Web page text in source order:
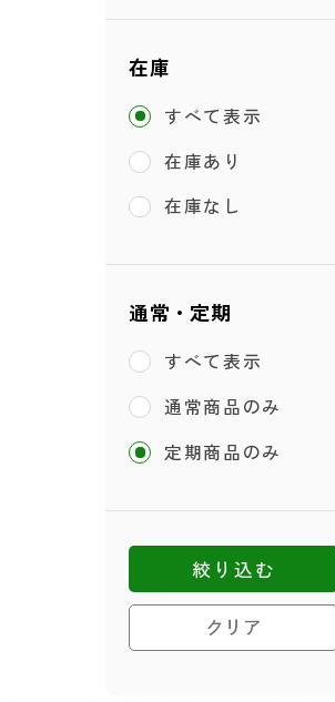
在庫
すべて表示
在庫あり
在庫なし
通常・定期
すべて表示
通常商品のみ
定期商品のみ
クリア
絞り込む